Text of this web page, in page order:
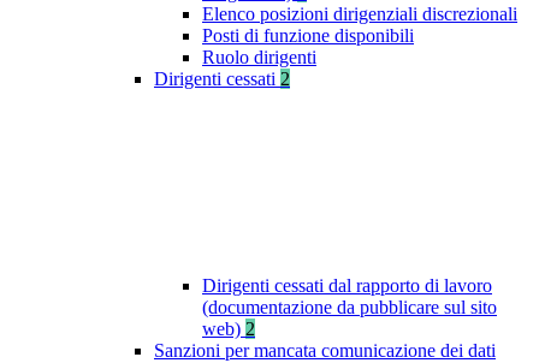
Elenco posizioni dirigenziali discrezionali
Posti di funzione disponibili
Ruolo dirigenti
Dirigenti cessati 2
Dirigenti cessati dal rapporto di lavoro
(documentazione da pubblicare sul sito
web) 2
Sanzioni per mancata comunicazione dei dati